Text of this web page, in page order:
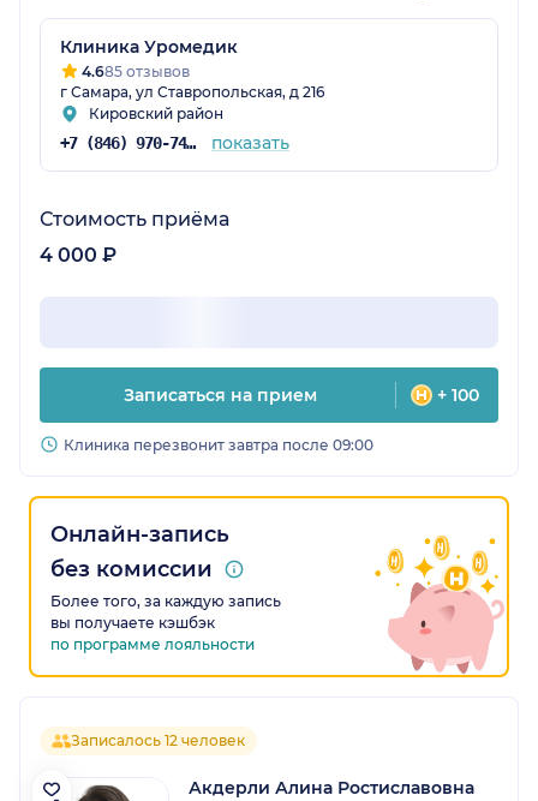
Клиника Уромедик
4.685 отзывов
г Самара, ул Ставропольская, д 216
Кировский район
+7 (846) 970-74-09 показать
Стоимость приёма
4 000 ₽
Записаться на прием + 100
Клиника перезвонит завтра после 09:00
Онлайн-запись
без комиссии
Более того, за каждую запись
вы получаете кэшбэк
по программе лояльности
Записалось 12 человек
Акдерли Алина Ростиславовна